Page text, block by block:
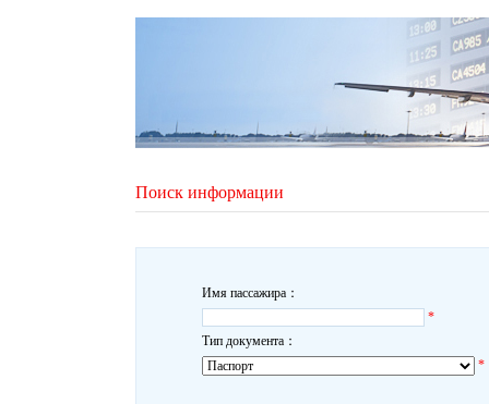
Поиск информации
Имя пассажира：
*
Тип документа：
*